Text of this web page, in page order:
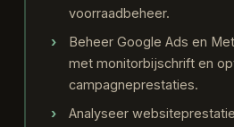
voorraadbeheer.
Beheer Google Ads en
met monitorbijschrift en
campagneprestaties.
Analyseer